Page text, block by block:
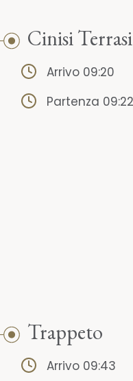
Cinisi
Arrivo 09:20
Partenza 09:22
Trappeto
Arrivo 09:43